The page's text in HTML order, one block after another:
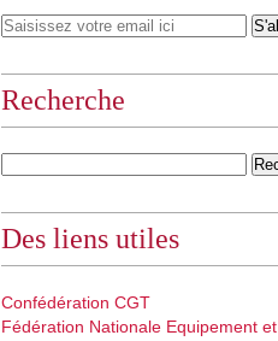
Recherche
Des liens utiles
Confédération CGT
Fédération Nationale Equipement et